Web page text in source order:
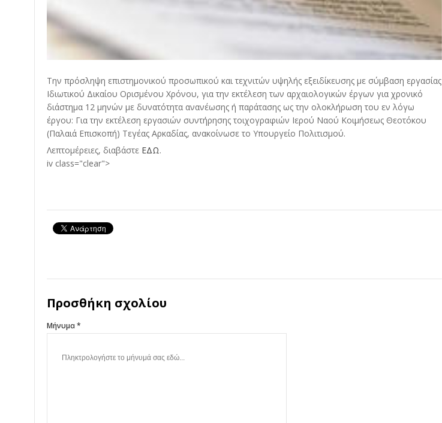
Την πρόσληψη επιστημονικού προσωπικού και τεχνιτών υψηλής εξειδίκευσης με σύμβαση εργασίας
Ιδιωτικού Δικαίου Ορισμένου Χρόνου, για την εκτέλεση των αρχαιολογικών έργων για χρονικό
διάστημα 12 μηνών με δυνατότητα ανανέωσης ή παράτασης ως την ολοκλήρωση του εν λόγω
έργου: Για την εκτέλεση εργασιών συντήρησης τοιχογραφιών Ιερού Ναού Κοιμήσεως Θεοτόκου
(Παλαιά Επισκοπή) Τεγέας Αρκαδίας, ανακοίνωσε το Υπουργείο Πολιτισμού.
Λεπτομέρειες, διαβάστε ΕΔΩ.
iv class="clear">
Προσθήκη σχολίου
Μήνυμα *